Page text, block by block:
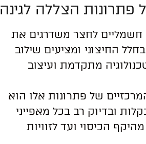
פתרונות הצללה לגינה
חשמליים לחצר משדרגים את
החיצוני ומציעים שילוב
מתקדמת ועיצוב
של פתרונות אלו הוא
ובדיוק רב בכל מאפייני
הכיסוי ועד לזוויות